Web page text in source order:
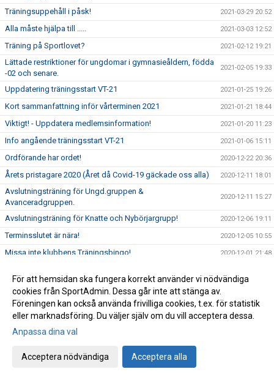
Träningsuppehåll i påsk! 2021-03-29 20:52
Alla måste hjälpa till ..... 2021-03-03 12:52
Träning på Sportlovet? 2021-02-12 19:21
Lättade restriktioner för ungdomar i gymnasieåldern, födda
-02 och senare.
2021-02-05 19:33
Uppdatering träningsstart VT-21 2021-01-25 19:26
Kort sammanfattning inför vårterminen 2021 2021-01-21 18:44
Viktigt! - Uppdatera medlemsinformation! 2021-01-20 11:23
Info angående träningsstart VT-21 2021-01-06 15:11
Ordförande har ordet! 2020-12-22 20:36
Årets pristagare 2020 (Året då Covid-19 gäckade oss alla) 2020-12-11 18:01
Avslutningsträning för Ungd.gruppen &
Avanceradgruppen.
2020-12-11 15:27
Avslutningsträning för Knatte och Nybörjargrupp! 2020-12-06 19:11
Terminsslutet är nära! 2020-12-05 10:55
Missa inte klubbens Träningsbingo! 2020-12-01 21:48
Ny info angående träning och träningstider!
Uppdaterad info kring Covid-19 2020-10-31 12:32
Beslut om skärpta allmänna råd!
Träning på Höstlovet?
Resultat Bohus-dal Cup
För att hemsidan ska fungera korrekt använder vi nödvändiga
cookies från SportAdmin. Dessa går inte att stänga av.
Föreningen kan också använda frivilliga cookies, t.ex. för statistik
eller marknadsföring. Du väljer själv om du vill acceptera dessa.
Anpassa dina val
Acceptera nödvändiga Acceptera alla